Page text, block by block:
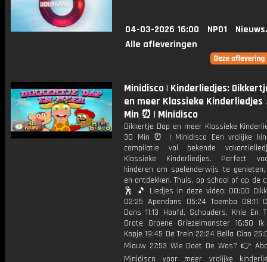
04-03-2026 16:00 NPO1
Alle afleveringen
Minidisco | Kinderliedjes:
en meer Klassieke Kinderliedjes
Min ⏰ | Minidisco
Dikkertje Dap en meer Klassieke
30 Min ⏰ | Minidisco Een vrolijke
compilatie vol bekende
Klassieke Kinderliedjes. Perfect
kinderen om spelenderwijs te
en ontdekken. Thuis, op school of op de
🕺 🎵 Liedjes in deze video: 00:00
02:25 Apendans 05:24 Toemba 08:11
Dans 11:13 Hoofd, Schouders, Knie En
Grote Groene Griezelmonster 16:50
Kopje 19:45 De Trein 22:24 Bella Ciao
Miauw 27:53 Wie Doet De Was? 👉
Minidisco voor meer vrolijke